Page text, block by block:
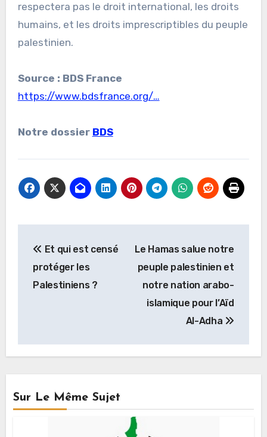
respectera pas le droit international, les droits
humains, et les droits imprescriptibles du peuple
palestinien.
Source : BDS France
https://www.bdsfrance.org/…
Notre dossier BDS
de
l’article
Et qui est censé
protéger les
Palestiniens ?
Le Hamas salue notre
peuple palestinien et
notre nation arabo-
islamique pour l’Aïd
Al-Adha
Sur Le Même Sujet